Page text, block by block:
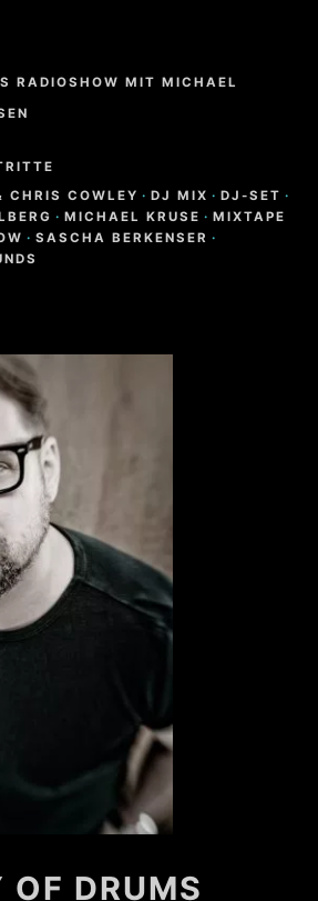
RADIOSHOW MIT MICHAEL
CHRIS COWLEY · DJ MIX · DJ-SET ·
· MICHAEL KRUSE · MIXTAPE
· SASCHA BERKENSER ·
OF DRUMS